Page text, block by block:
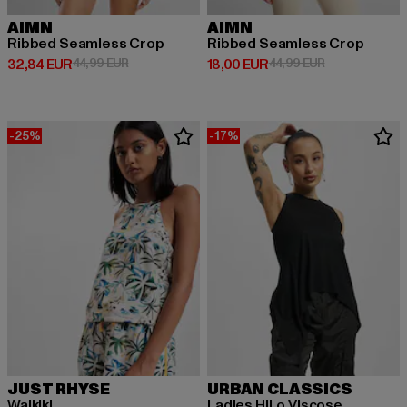
AIMN
Ribbed Seamless Crop
32,84 EUR
Derzeitiger Preis: 32,84 EUR
44,99 EURAktionspreis: 44,99 EUR
AIMN
Ribbed Seamless Crop
18,00 EUR
Derzeitiger Preis: 18,00 EUR
44,99 EURAktionspreis:
-25%
JUST RHYSE
-17%
URBAN CLASSICS